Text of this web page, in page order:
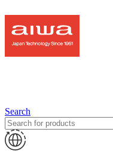
Search